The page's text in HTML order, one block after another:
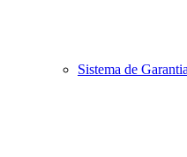
Sistema de